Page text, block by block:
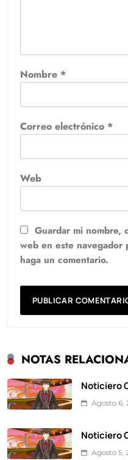
Nombre *
Correo electrónico *
Web
Guardar mi nombre,
web en este navegador
haga un comentario.
NOTAS
Noticiero
Agosto 6,
Noticiero
Agosto 5,